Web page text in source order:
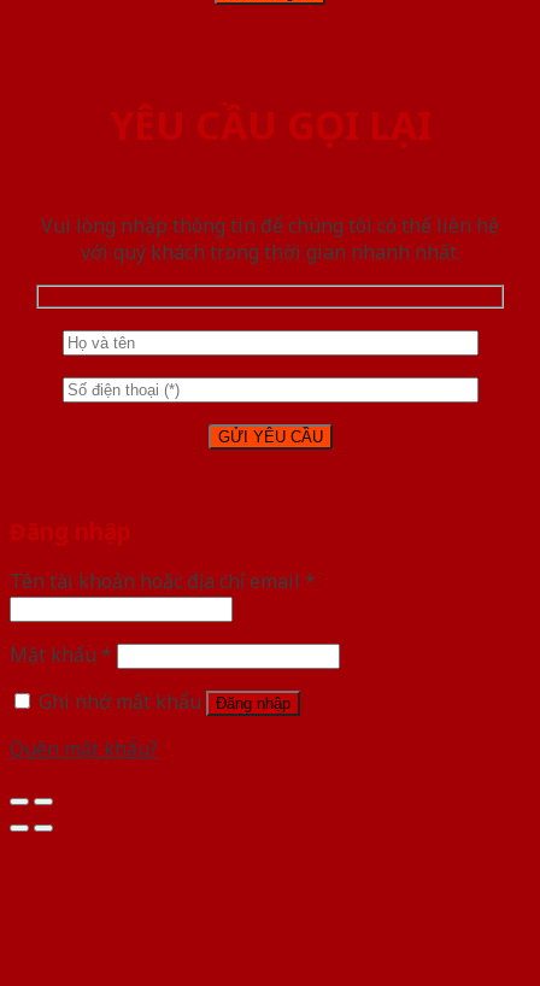
YÊU CẦU GỌI LẠI
Vui lòng nhập thông tin để chúng tôi có thể liên hệ
với quý khách trong thời gian nhanh nhất.
Đăng nhập
Tên tài khoản hoặc địa chỉ email *
Mật khẩu *
Ghi nhớ mật khẩu
Đăng nhập
Quên mật khẩu?